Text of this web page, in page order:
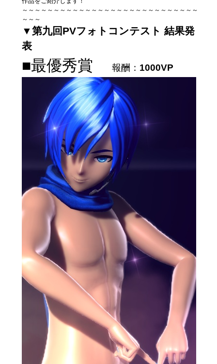
～～～～～～～～～～～～～～～～～～～～～～～～～～～～
～～～
▼第九回PVフォトコンテスト 結果発
表
■最優秀賞 報酬： 1000VP